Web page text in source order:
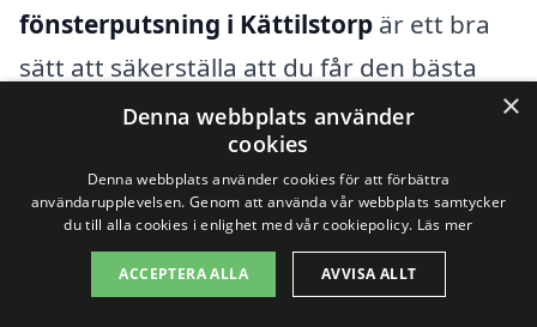
fönsterputsning i Kättilstorp är ett bra
sätt att säkerställa att du får den bästa
möjliga tjänsten till ett rimligt pris. Med
vår plattform kan du enkelt begära flera
offerter från lokala professionella
fönsterputsare, vilket gör att du kan hitta
ett företag som passar dina behov och
×
Denna webbplats använder
cookies
Denna webbplats använder cookies för att förbättra
användarupplevelsen. Genom att använda vår webbplats samtycker
du till alla cookies i enlighet med vår cookiepolicy. Läs mer
ACCEPTERA ALLA AVVISA ALLT